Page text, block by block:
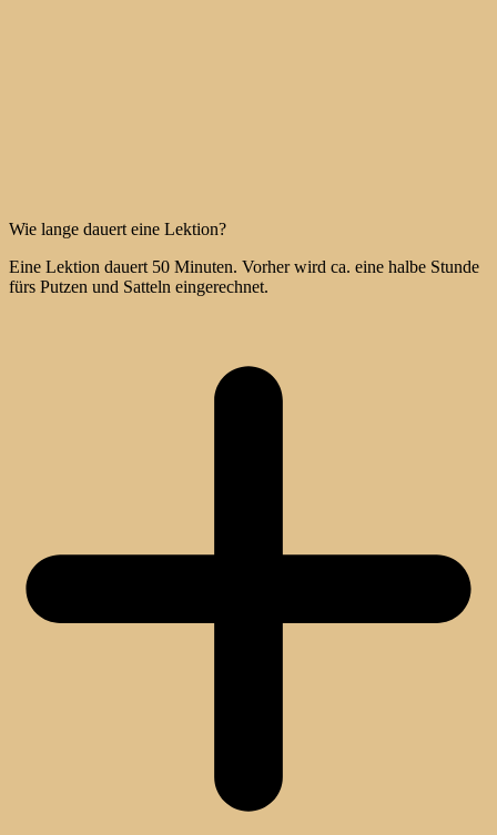
Wie lange dauert eine Lektion?
Eine Lektion dauert 50 Minuten. Vorher wird ca. eine halbe Stunde
fürs Putzen und Satteln eingerechnet.